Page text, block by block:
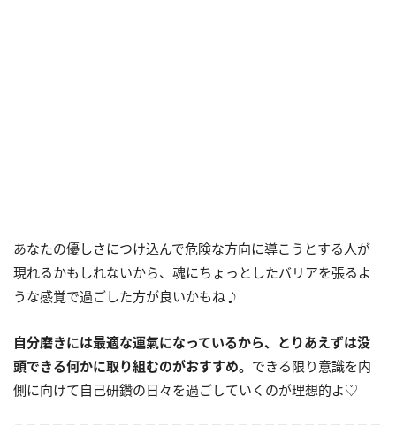
あなたの優しさにつけ込んで危険な方向に導こうとする人が
現れるかもしれないから、魂にちょっとしたバリアを張るよ
うな感覚で過ごした方が良いかもね♪
自分磨きには最適な運氣になっているから、とりあえずは没
頭できる何かに取り組むのがおすすめ。 できる限り意識を内
側に向けて自己研鑽の日々を過ごしていくのが理想的よ♡